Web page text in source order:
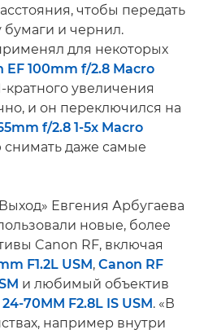
чтобы передать
бумаги и чернил.
для некоторых
EF 100mm f/2.8 Macro
кратного увеличения
и он переключился на
f/2.8 1-5x Macro
даже самые
Евгения Арбугаева
новые, более
Canon RF, включая
F1.2L USM , Canon RF
и любимый объектив
70MM F2.8L IS USM . «В
например внутри